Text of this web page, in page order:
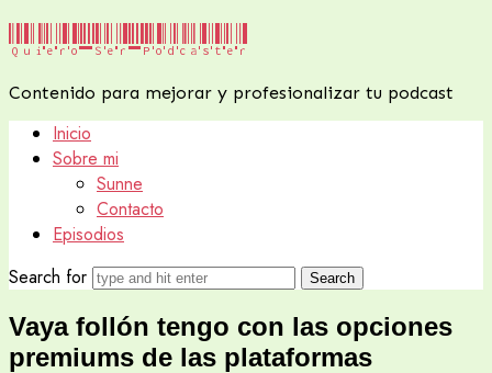
Quiero
Podcaster
Quiero Ser Podcaster
Contenido para mejorar y profesionalizar tu podcast
Inicio
Sobre mi
Sunne
Contacto
Episodios
Search for
Vaya follón tengo con las opciones
premiums de las plataformas